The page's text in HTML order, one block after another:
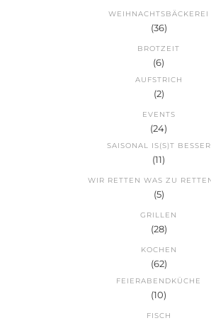
WEIHNACHTSBÄCKEREI
(36)
BROTZEIT
(6)
AUFSTRICH
(2)
EVENTS
(24)
SAISONAL IS(S)T BESSER
(11)
WIR RETTEN WAS ZU
(5)
GRILLEN
(28)
KOCHEN
(62)
FEIERABENDKÜCHE
(10)
FISCH